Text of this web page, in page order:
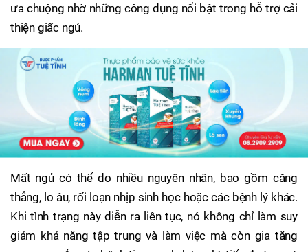
ưa chuộng nhờ những công dụng nổi bật trong hỗ trợ cải
thiện giấc ngủ.
Mất ngủ có thể do nhiều nguyên nhân, bao gồm căng
thẳng, lo âu, rối loạn nhịp sinh học hoặc các bệnh lý khác.
Khi tình trạng này diễn ra liên tục, nó không chỉ làm suy
giảm khả năng tập trung và làm việc mà còn gia tăng